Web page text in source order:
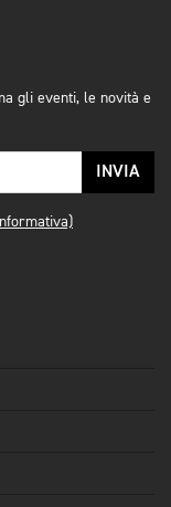
gli eventi, le novità e
INVIA